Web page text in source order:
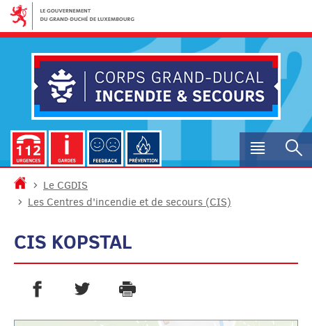
Aller
la
navigation
Aller
contenu
Menu
Accueil
Le CGDIS
Les Centres d'incendie et de secours (CIS)
CIS KOPSTAL
PARTAGER SUR FACEBOOK
PARTAGER SUR TWITTER
IMPRIMER